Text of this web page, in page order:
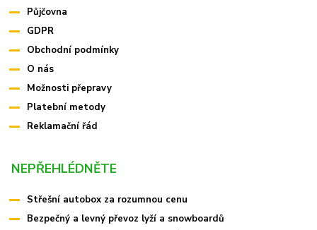
Půjčovna
GDPR
Obchodní podmínky
O nás
Možnosti přepravy
Platební metody
Reklamační řád
NEPŘEHLÉDNĚTE
Střešní autobox za rozumnou cenu
Bezpečný a levný převoz lyží a snowboardů